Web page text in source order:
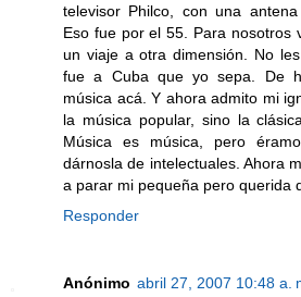
televisor Philco, con una
Eso fue por el 55. Para nosotros
un viaje a otra dimensión. No
fue a Cuba que yo sepa. De
música acá. Y ahora admito mi
la música popular, sino la
Música es música, pero
dárnosla de intelectuales. Ahora
a parar mi pequeña pero querida
Responder
Anónimo abril 27, 2007 10:48 a.